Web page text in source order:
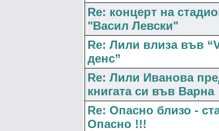
Re: концерт на
"Васил Левски"
Re: Лили влиза във
денс”
Re: Лили Иванова
книгата си във Варна
Re: Опасно близо -
Опасно !!!